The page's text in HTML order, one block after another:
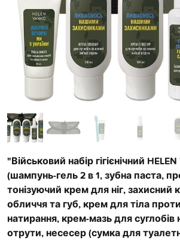
"Військовий набір гігієнічний
(шампунь-гель 2 в 1, зубна паста,
тонізуючий крем для ніг, захисний
обличчя та губ, крем для тіла
натирання, крем-мазь для суглобів
отрути, несесер (сумка для